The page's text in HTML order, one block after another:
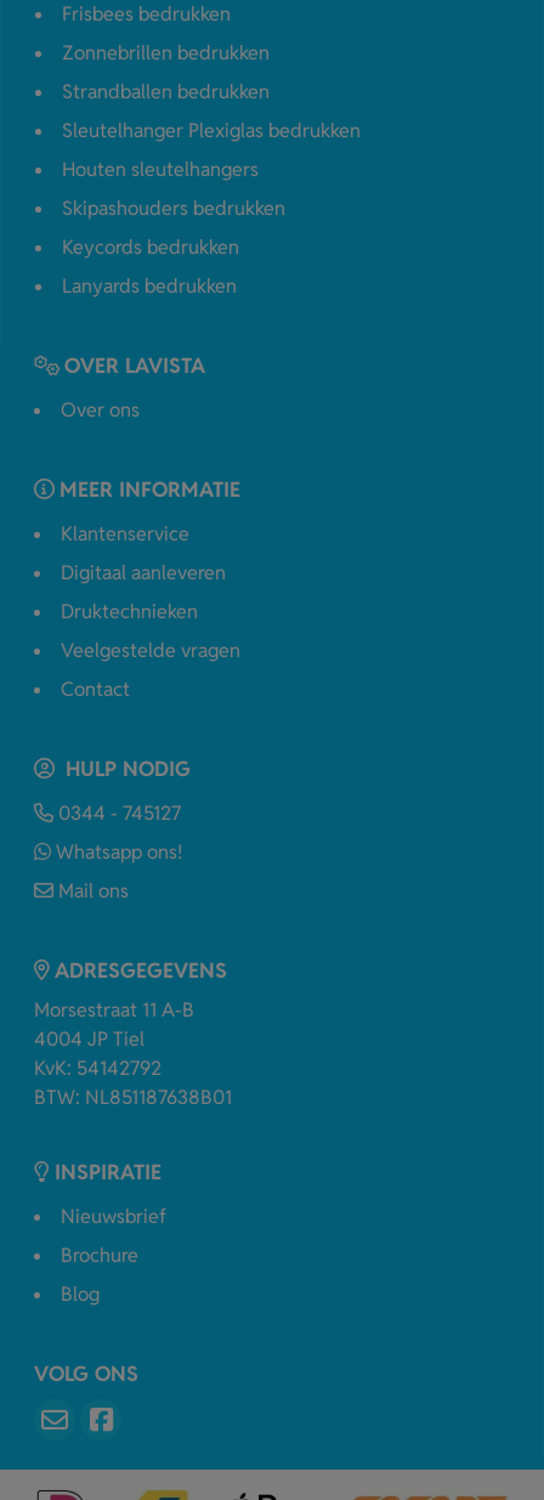
Frisbees bedrukken
Zonnebrillen bedrukken
Strandballen bedrukken
Sleutelhanger Plexiglas bedrukken
Houten sleutelhangers
Skipashouders bedrukken
Keycords bedrukken
Lanyards bedrukken
OVER LAVISTA
Over ons
MEER INFORMATIE
Klantenservice
Digitaal aanleveren
Druktechnieken
Veelgestelde vragen
Contact
HULP NODIG
0344 - 745127
Whatsapp ons!
Mail ons
ADRESGEGEVENS
Morsestraat 11 A-B
4004 JP Tiel
KvK: 54142792
BTW: NL851187638B01
INSPIRATIE
Nieuwsbrief
Brochure
Blog
VOLG ONS